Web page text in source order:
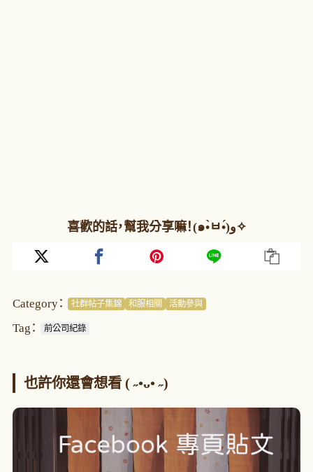
喜歡的話，幫我分享嘛！(๑•̀ㅂ•́)و✧
Category： 社群帖子集錦 和服相關 活動參與
Tag： 前公司紀錄
也許你還會想看 ( ˶•ᴗ• ˶)